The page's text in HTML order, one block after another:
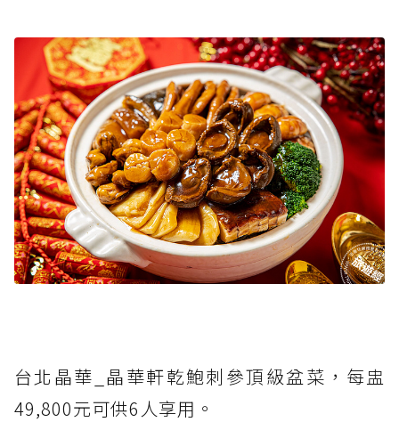
台北晶華_晶華軒乾鮑刺參頂級盆菜，每盅
49,800元可供6人享用。